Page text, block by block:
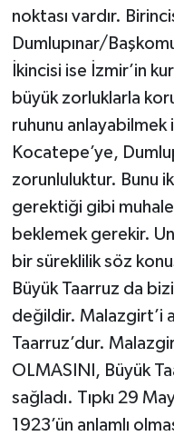
noktası vardır.
Dumlupınar/
İkincisi ise İzmir’in
büyük zorluklarla
ruhunu
Kocatepe’ye,
zorunluluktur. Bunu
gerektiği gibi
beklemek gerekir.
bir süreklilik söz
Büyük Taarruz da
değildir. Malazgirt’i
Taarruz’dur.
OLMASINI, Büyük
sağladı. Tıpkı 29
1923’ün anlamlı